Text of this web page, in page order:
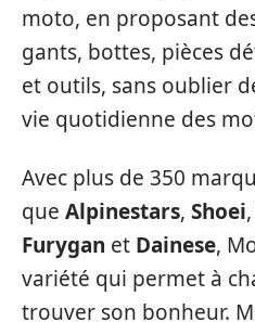
moto, en proposant
gants, bottes, pièces
et outils, sans oublier
vie quotidienne des
Avec plus de 350
que Alpinestars, Shoei,
Furygan et Dainese,
variété qui permet à
trouver son bonheur.